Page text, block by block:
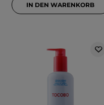
IN DEN WARENKORB